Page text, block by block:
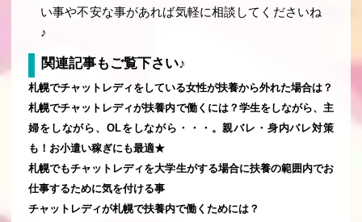
い事や不安な事があれば気軽に相談してくださいね
♪
関連記事もご覧下さい♪
札幌でチャットレディをしている女性が扶養から外れた場合は？
札幌でチャットレディが扶養内で働くには？学生をしながら、主
婦をしながら、OLをしながら・・・。親バレ・身内バレ対策
も！お小遣い稼ぎにも最適★
札幌でもチャットレディを大学生がする場合に扶養の範囲内でお
仕事するために気を付ける事
チャットレディが札幌で扶養内で働くためには？